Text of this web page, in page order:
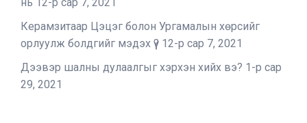
Керамзитаар Цэцэг болон Ургамалын хөрсийг
орлуулж болдгийг мэдэх үү? 12-р сар 7, 2021
Дээвэр шалны дулаалгыг хэрхэн хийх вэ? 1-р сар
29, 2021